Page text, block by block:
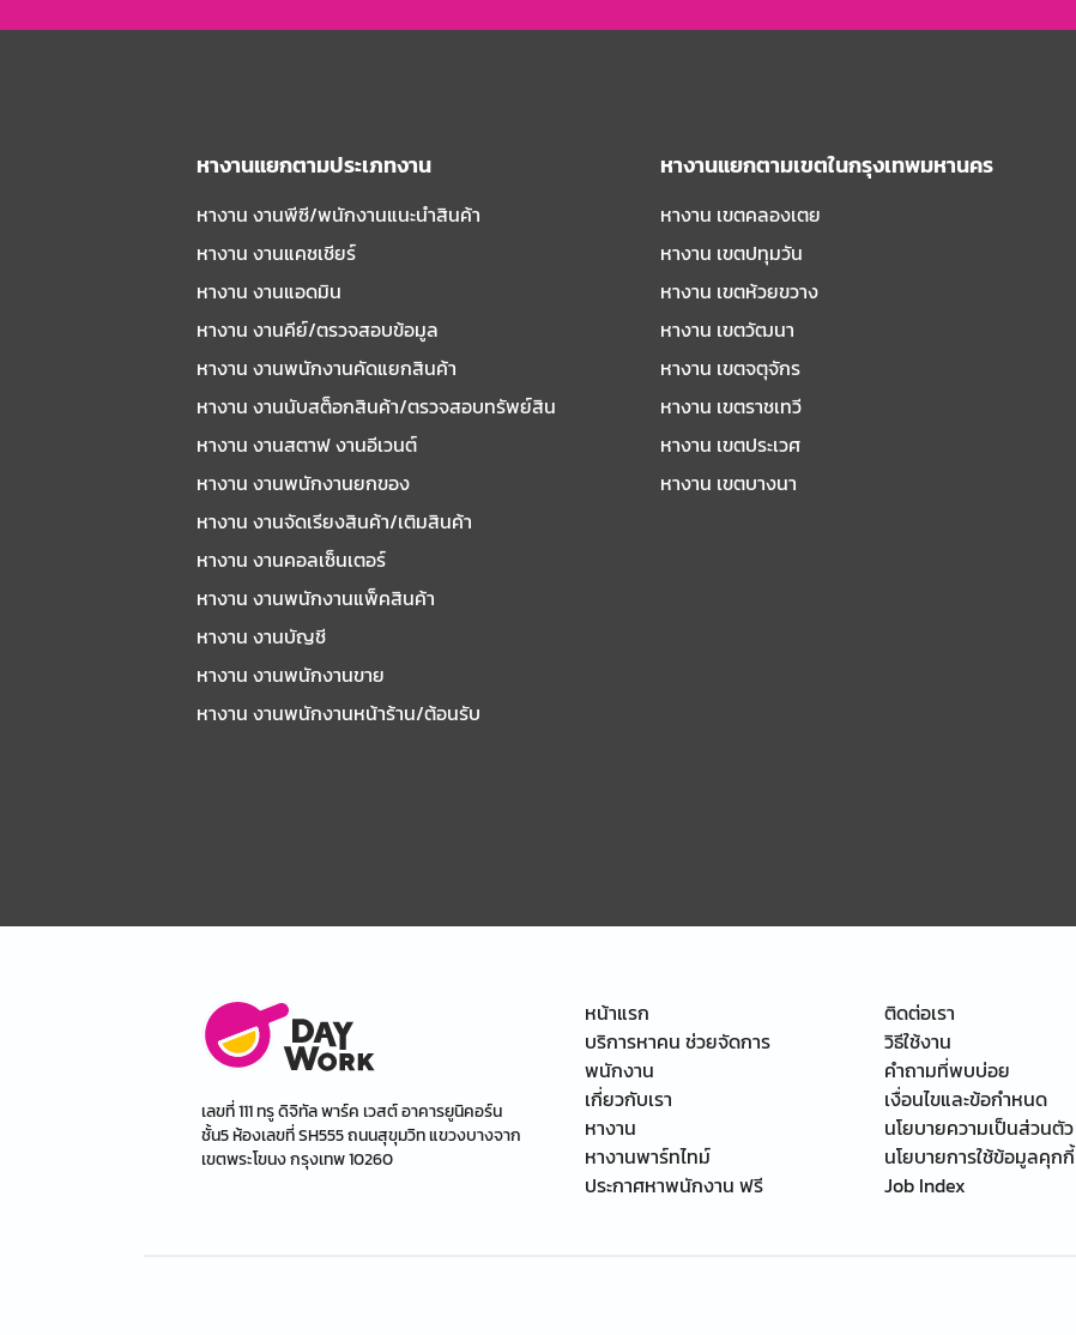
หางานแยกตามประเภทงาน
หางาน งานพีซี/พนักงานแนะนําสินค้า
หางาน งานแคชเชียร์
หางาน งานแอดมิน
หางาน งานคีย์/ตรวจสอบข้อมูล
หางาน งานพนักงานคัดแยกสินค้า
หางาน งานนับสต็อกสินค้า/ตรวจสอบทรัพย์สิน
หางาน งานสตาฟ งานอีเวนต์
หางาน งานพนักงานยกของ
หางาน งานจัดเรียงสินค้า/เติมสินค้า
หางาน งานคอลเซ็นเตอร์
หางาน งานพนักงานแพ็คสินค้า
หางาน งานบัญชี
หางาน งานพนักงานขาย
หางาน งานพนักงานหน้าร้าน/ต้อนรับ
หางานแยกตามเขตในกรุงเทพมหานคร
หางาน เขตคลองเตย
หางาน เขตปทุมวัน
หางาน เขตห้วยขวาง
หางาน เขตวัฒนา
หางาน เขตจตุจักร
หางาน เขตราชเทวี
หางาน เขตประเวศ
หางาน เขตบางนา
เลขที่ 111 ทรู ดิจิทัล พาร์ค เวสต์ อาคารยูนิคอร์น
ชั้น5 ห้องเลขที่ SH555 ถนนสุขุมวิท แขวงบางจาก
เขตพระโขนง กรุงเทพ 10260
หน้าแรก
บริการหาคน ช่วยจัดการ
พนักงาน
เกี่ยวกับเรา
หางาน
หางานพาร์ทไทม์
ประกาศหาพนักงาน ฟรี
ติดต่อเรา
วิธีใช้งาน
คำถามที่พบบ่อย
เงื่อนไขและข้อกำหนด
นโยบายความเป็นส่วนตัว
นโยบายการใช้ข้อมูลคุกกี้
Job Index